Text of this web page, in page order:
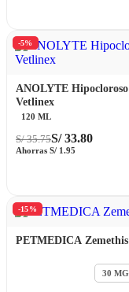
-5%
ANOLYTE
Vetlinex
120 ML
S/35.75S/33.80
Ahorras S/ 1.95
-15%
PETMEDICA
30